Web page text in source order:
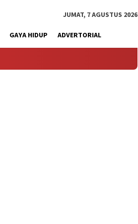
JUMAT, 7 AGUSTUS 2026
GAYA HIDUP ADVERTORIAL